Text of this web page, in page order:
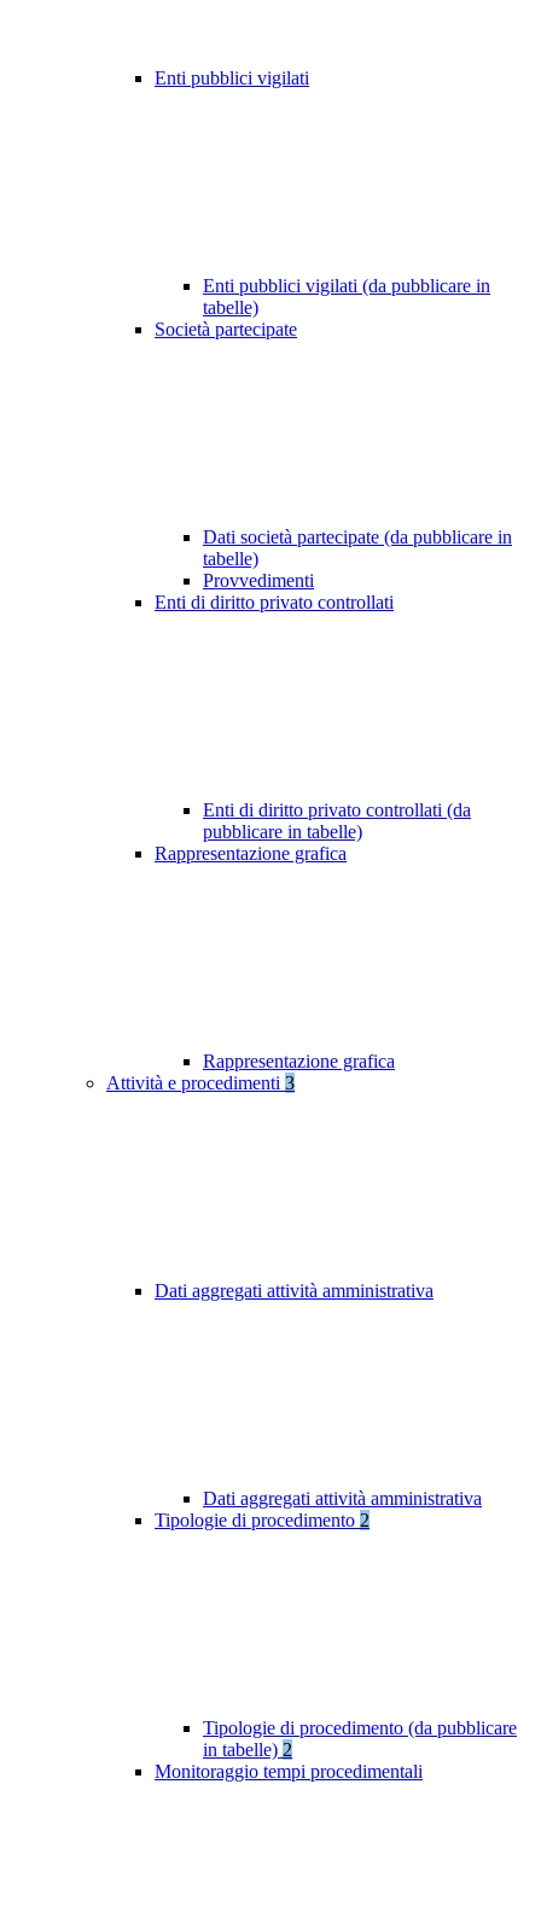
Enti pubblici vigilati
Enti pubblici vigilati (da pubblicare in
tabelle)
Società partecipate
Dati società partecipate (da pubblicare in
tabelle)
Provvedimenti
Enti di diritto privato controllati
Enti di diritto privato controllati (da
pubblicare in tabelle)
Rappresentazione grafica
Rappresentazione grafica
Attività e procedimenti 3
Dati aggregati attività amministrativa
Dati aggregati attività amministrativa
Tipologie di procedimento 2
Tipologie di procedimento (da pubblicare
in tabelle) 2
Monitoraggio tempi procedimentali